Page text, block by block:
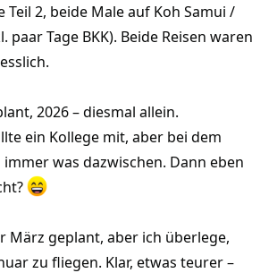
Teil 2, beide Male auf Koh Samui /
paar Tage BKK). Beide Reisen waren
2026 – diesmal allein.
ein Kollege mit, aber bei dem
was dazwischen. Dann eben
März geplant, aber ich überlege,
zu fliegen. Klar, etwas teurer –